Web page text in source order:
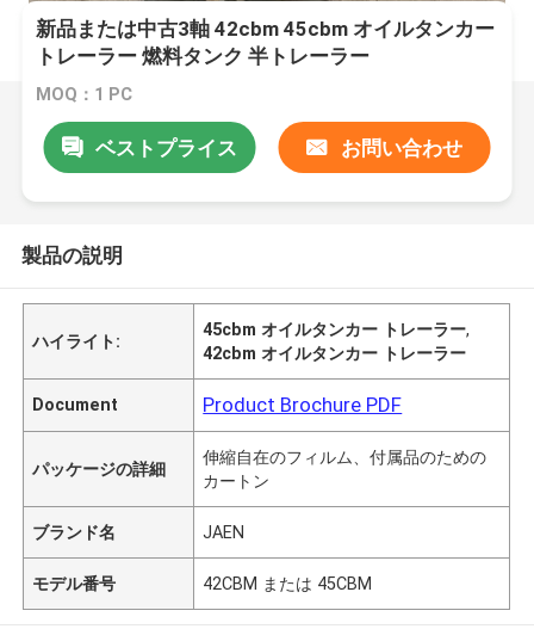
新品または中古3軸 42cbm 45cbm オイルタンカー
トレーラー 燃料タンク 半トレーラー
MOQ：1 PC
ベストプライス お問い合わせ
製品の説明
ハイライト:
45cbm オイルタンカー トレーラー,
42cbm オイルタンカー トレーラー
Document Product Brochure PDF
パッケージの詳細
伸縮自在のフィルム、付属品のための
カートン
ブランド名 JAEN
モデル番号 42CBM または 45CBM